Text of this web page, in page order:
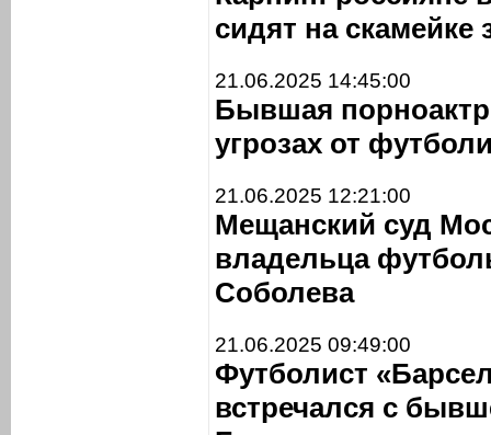
сидят на скамейке
21.06.2025 14:45:00
Бывшая
угрозах от
21.06.2025 12:21:00
Мещанский суд
владельца
Соболева
21.06.2025 09:49:00
Футболист
встречался с